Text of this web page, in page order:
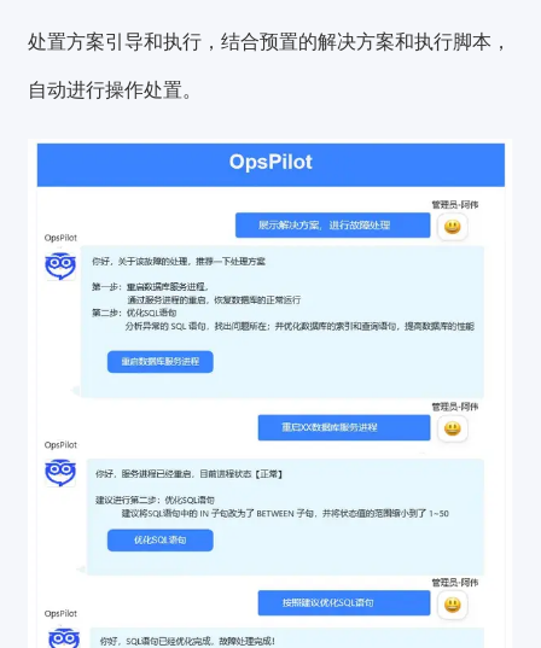
处置方案引导和执行，结合预置的解决方案和执行脚本，
自动进行操作处置。